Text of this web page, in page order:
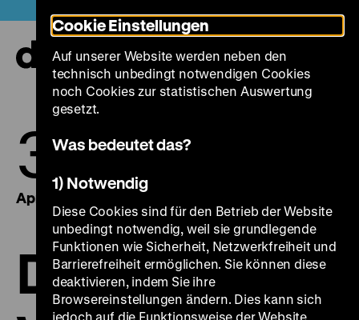
zum
Seiteninhalt
springen
30.
April 2016
Die Welt in
Cookie Einstellungen
Auf unserer Website werden neben den
technisch unbedingt notwendigen Cookies
noch Cookies zur statistischen Auswertung
gesetzt.
Was bedeutet das?
1) Notwendig
Diese Cookies sind für den Betrieb der Website
unbedingt notwendig, weil sie grundlegende
Funktionen wie Sicherheit, Netzwerkfreiheit und
Barrierefreiheit ermöglichen. Sie können diese
deaktivieren, indem Sie ihre
Browsereinstellungen ändern. Dies kann sich
jedoch auf die Funktionsweise der Website